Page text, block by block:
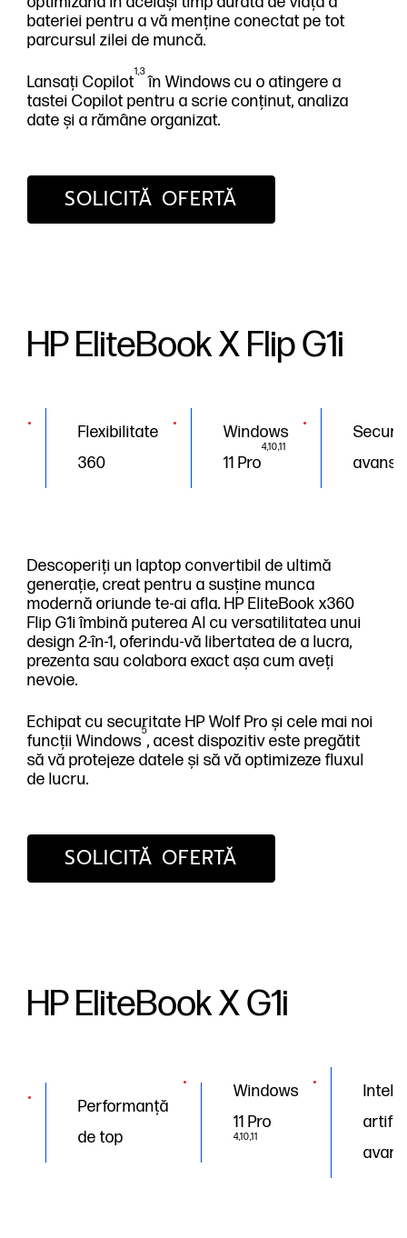
bateriei pentru a vă menține conectat pe tot
parcursul zilei de muncă.
Lansați Copilot
1,3
în Windows cu o atingere a
tastei Copilot pentru a scrie conținut, analiza
date și a rămâne organizat.
SOLICITĂ OFERTĂ
HP EliteBook X Flip G1i
Flexibilitate
360
Windows
11 Pro
4,10,11
Descoperiți un laptop convertibil de ultimă
generație, creat pentru a susține munca
modernă oriunde te-ai afla. HP EliteBook x360
Flip G1i îmbină puterea AI cu versatilitatea unui
design 2-în-1, oferindu-vă libertatea de a lucra,
prezenta sau colabora exact așa cum aveți
nevoie.
Echipat cu securitate HP Wolf Pro și cele mai noi
funcții Windows
5
, acest dispozitiv este pregătit
să vă protejeze datele și să vă optimizeze fluxul
de lucru.
SOLICITĂ OFERTĂ
HP EliteBook X G1i
Performanță
de top
Windows
11 Pro
4,10,11